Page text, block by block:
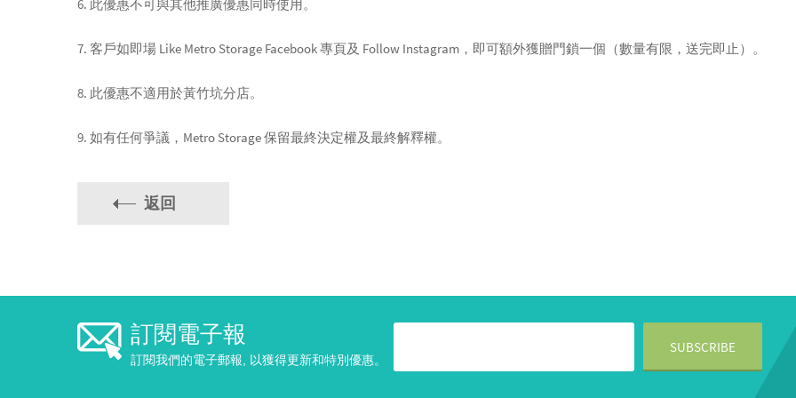
6. 此優惠不可與其他推廣優惠同時使用。
7. 客戶如即場 Like Metro Storage Facebook 專頁及 Follow Instagram，即可額外獲贈門鎖一個（數量有限，送完即止）。
8. 此優惠不適用於黃竹坑分店。
9. 如有任何爭議，Metro Storage 保留最終決定權及最終解釋權。
返回
訂閱電子報
訂閱我們的電子郵報, 以獲得更新和特別優惠。